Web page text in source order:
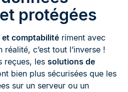
protégées
et comptabilité riment avec
c’est tout l’inverse !
reçues, les solutions de
bien plus sécurisées que les
sur un serveur ou un